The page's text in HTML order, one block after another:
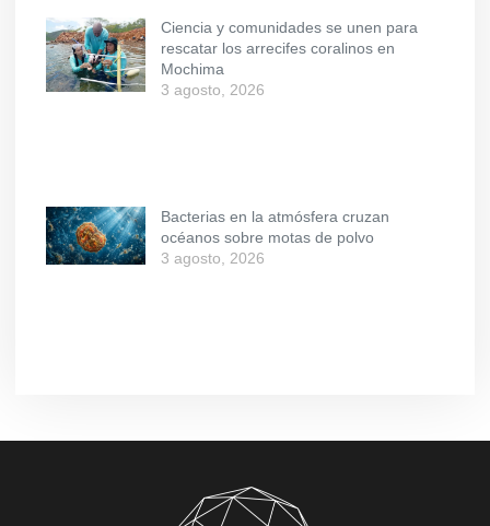
Ciencia y comunidades se unen para
rescatar los arrecifes coralinos en
Mochima
3 agosto, 2026
Bacterias en la atmósfera cruzan
océanos sobre motas de polvo
3 agosto, 2026